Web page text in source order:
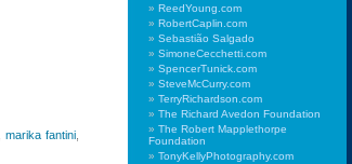
,marika fantini,
ReedYoung.com
RobertCaplin.com
Sebastião Salgado
SimoneCecchetti.com
SpencerTunick.com
SteveMcCurry.com
TerryRichardson.com
The Richard Avedon Foundation
The Robert Mapplethorpe
Foundation
TonyKellyPhotography.com